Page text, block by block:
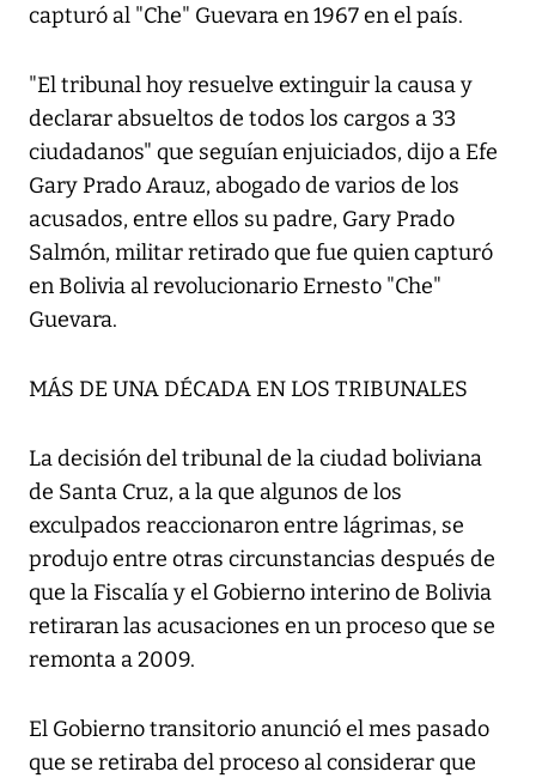
capturó al "Che" Guevara en 1967 en el país.
"El tribunal hoy resuelve extinguir la causa y
declarar absueltos de todos los cargos a 33
ciudadanos" que seguían enjuiciados, dijo a Efe
Gary Prado Arauz, abogado de varios de los
acusados, entre ellos su padre, Gary Prado
Salmón, militar retirado que fue quien capturó
en Bolivia al revolucionario Ernesto "Che"
Guevara.
MÁS DE UNA DÉCADA EN LOS TRIBUNALES
La decisión del tribunal de la ciudad boliviana
de Santa Cruz, a la que algunos de los
exculpados reaccionaron entre lágrimas, se
produjo entre otras circunstancias después de
que la Fiscalía y el Gobierno interino de Bolivia
retiraran las acusaciones en un proceso que se
remonta a 2009.
El Gobierno transitorio anunció el mes pasado
que se retiraba del proceso al considerar que